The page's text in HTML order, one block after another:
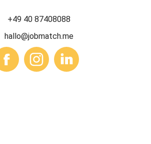
+49 40 87408088
hallo@jobmatch.me